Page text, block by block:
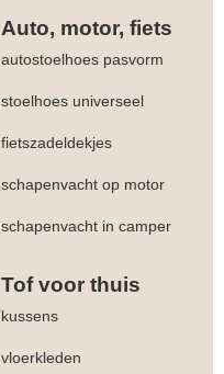
Auto, motor, fiets
autostoelhoes pasvorm
stoelhoes universeel
fietszadeldekjes
schapenvacht op motor
schapenvacht in camper
Tof voor thuis
kussens
vloerkleden